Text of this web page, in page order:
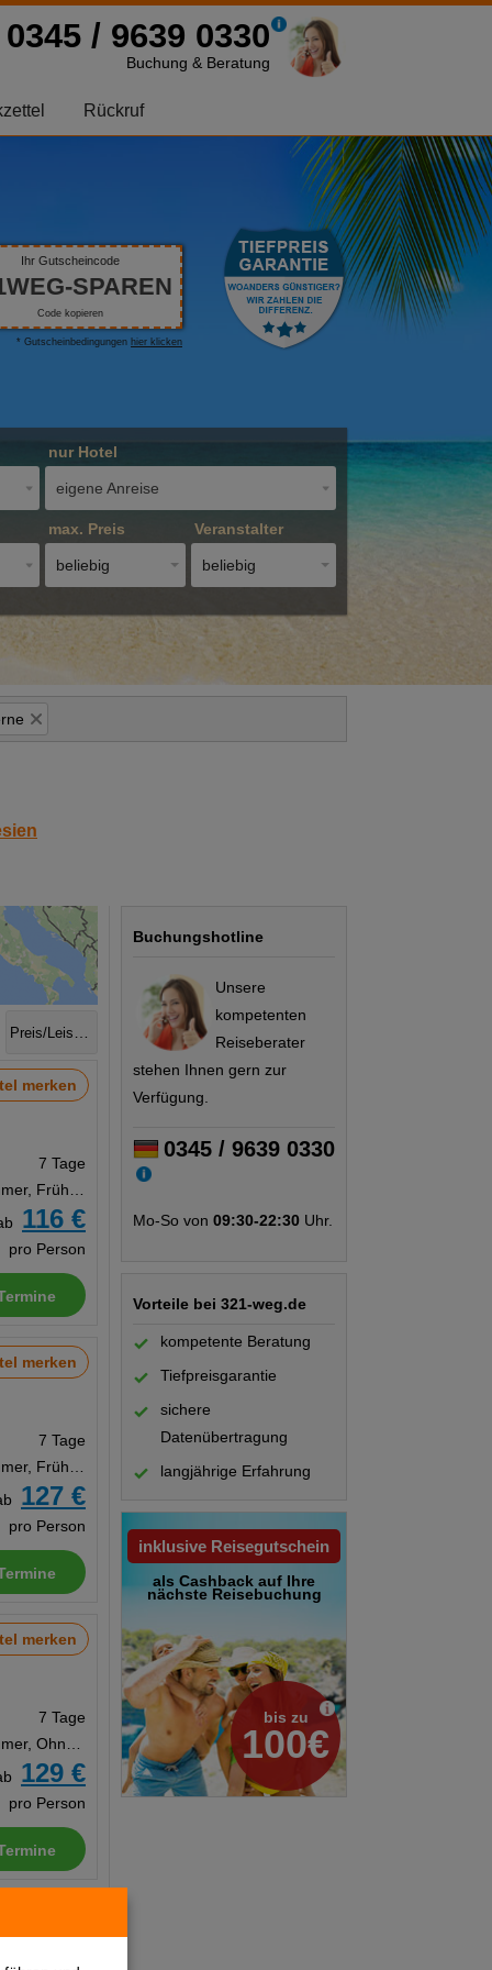
0345 / 9639 0330
Buchung & Beratung
Rückruf
Ihr Gutscheincode
SPAREN
Code kopieren
* Gutscheinbedingungen hier klicken
nur Hotel
eigene Anreise
max. Preis
beliebig
Veranstalter
beliebig
Buchungshotline
Unsere
kompetenten
Reiseberater
stehen Ihnen gern zur
Verfügung.
0345 / 9639 0330
Mo-So von 09:30-22:30 Uhr.
Vorteile bei 321-weg.de
kompetente Beratung
Tiefpreisgarantie
sichere
Datenübertragung
langjährige Erfahrung
inklusive Reisegutschein
als Cashback auf Ihre
nächste Reisebuchung
bis zu
100€
Preis/Leistung
merken
7 Tage
Doppelzimmer, Frühstück
116 €
pro Person
merken
7 Tage
Doppelzimmer, Frühstück
127 €
pro Person
merken
7 Tage
Doppelzimmer, Ohne Verpflegung
129 €
pro Person